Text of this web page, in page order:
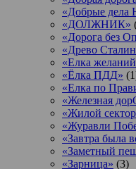
«Добрые
«ДОЛЖНИК»
«Дорога без
«Древо
«Елка
«Ёлка ПДД»
«Елка по
«Железная
«Жилой
«Журавли
«Завтра была
«Заметный
«Зарница» (3)